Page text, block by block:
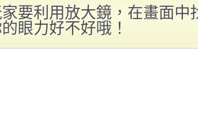
要利用放大鏡，在畫面中
眼力好不好哦！